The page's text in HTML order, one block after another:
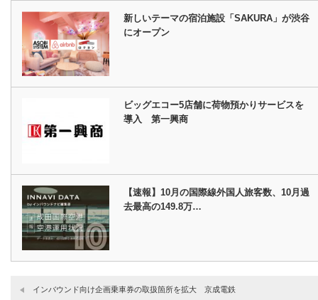
新しいテーマの宿泊施設「SAKURA」が渋谷
にオープン
ビッグエコー5店舗に荷物預かりサービスを
導入 第一興商
【速報】10月の国際線外国人旅客数、10月過
去最高の149.8万…
インバウンド向け企画乗車券の取扱箇所を拡大 京成電鉄